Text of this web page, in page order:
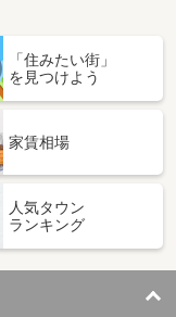
「住みたい街」
を見つけよう
家賃相場
人気タウン
ランキング